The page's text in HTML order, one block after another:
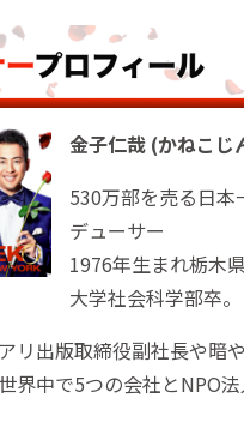
金子仁哉 (かねこじ
530万部を売る日本
デューサー
1976年生まれ栃木
大学社会科学部卒
リ出版取締役副社長や暗
界中で5つの会社とNPO